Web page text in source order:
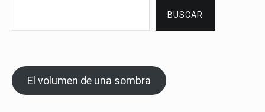
BUSCAR
El volumen de una sombra